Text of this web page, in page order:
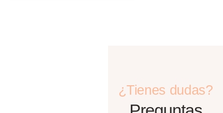
¿Tienes dudas?